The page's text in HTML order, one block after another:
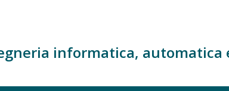
informatica, automatica